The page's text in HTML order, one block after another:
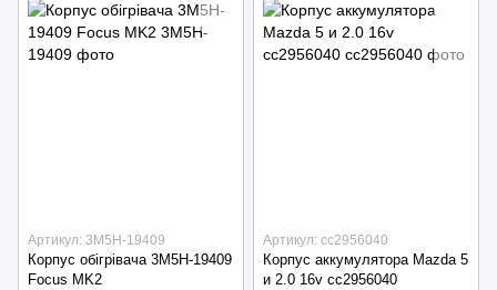
Артикул: 3M5H-19409
Корпус обігрівача 3M5H-19409
Focus MK2
Артикул: cc2956040
Корпус аккумулятора Mazda 5
и 2.0 16v cc2956040